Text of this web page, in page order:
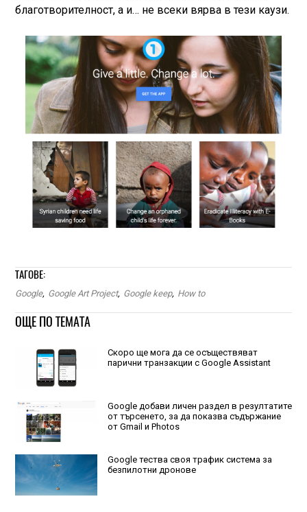
благотворителност, а и… не всеки вярва в тези каузи.
ТАГОВЕ:
Google, Google Art Project, Google keep, How to
ОЩЕ ПО ТЕМАТА
Скоро ще мога да се осъществяват
парични транзакции с Google Assistant
Google добави личен раздел в резултатите
от търсенето, за да показва съдържание
от Gmail и Photos
Google тества своя трафик система за
безпилотни дронове